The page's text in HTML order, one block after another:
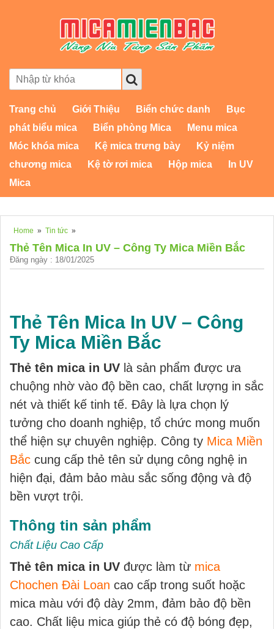
Trang chủ Giới Thiệu Biển chức danh
Bục
phát biểu mica
Biển phòng Mica
Menu mica
Móc khóa mica
Kệ mica trưng bày
Kỷ niệm
chương mica
Kệ tờ rơi mica Hộp mica
In UV
Mica
Home » Tin tức »
Thẻ Tên Mica In UV – Công Ty Mica Miền Bắc
Đăng ngày : 18/01/2025
Thẻ Tên Mica In UV – Công
Ty Mica Miền Bắc
Thẻ tên mica in UV là sản phẩm được ưa
chuộng nhờ vào độ bền cao, chất lượng in sắc
nét và thiết kế tinh tế. Đây là lựa chọn lý
tưởng cho doanh nghiệp, tổ chức mong muốn
thể hiện sự chuyên nghiệp. Công ty Mica Miền
Bắc cung cấp thẻ tên sử dụng công nghệ in
hiện đại, đảm bảo màu sắc sống động và độ
bền vượt trội.
Thông tin sản phẩm
Chất Liệu Cao Cấp
Thẻ tên mica in UV được làm từ mica
Chochen Đài Loan cao cấp trong suốt hoặc
mica màu với độ dày 2mm, đảm bảo độ bền
cao. Chất liệu mica giúp thẻ có độ bóng đẹp,